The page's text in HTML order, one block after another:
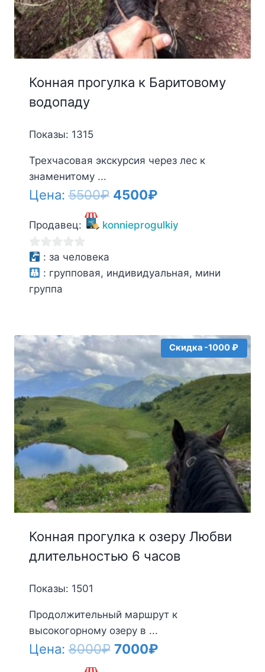
Конная прогулка к Баритовому
водопаду
Показы: 1315
Трехчасовая экскурсия через лес к
знаменитому ...
Цена:5500₽ Первоначальная
составляла
4500₽Текущая
4500₽.
Продавец: konnieprogulkiy
0
из
5
: за человека
: групповая, индивидуальная, мини
группа
Скидка -1000 ₽
Конная прогулка к озеру Любви
длительностью 6 часов
Показы: 1501
Продолжительный маршрут к
высокогорному озеру в ...
Цена:8000₽ Первоначальная
7000₽Текущая